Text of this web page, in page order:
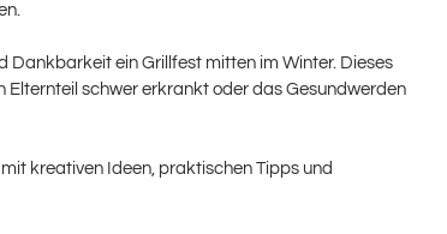
Dankbarkeit ein Grillfest mitten im Winter. Dieses
Elternteil schwer erkrankt oder das Gesundwerden
kreativen Ideen, praktischen Tipps und